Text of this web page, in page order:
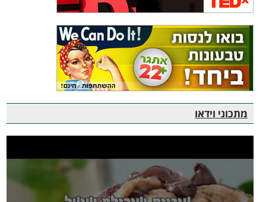
מתכוני וידאו